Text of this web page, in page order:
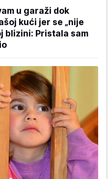
u garaži dok
kući jer se „nije
blizini: Pristala sam